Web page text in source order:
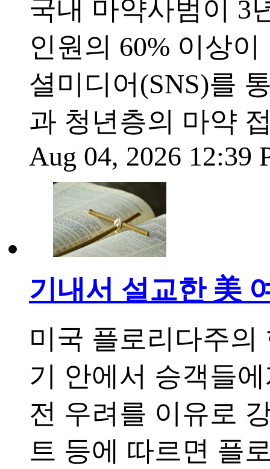
국내 마약사범이 3
인원의 60% 이상
셜미디어(SNS)를
과 청년층의 마약
Aug 04, 2026 12:39
기내서 설교한 美
미국 플로리다주
기 안에서 승객들
전 우려를 이유로
트 등에 따르면 플